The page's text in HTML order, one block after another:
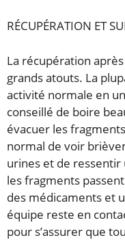
RÉCUPÉRATION ET
La récupération après
grands atouts. La
activité normale en
conseillé de boire
évacuer les
normal de voir
urines et de
les fragments
des médicaments et
équipe reste en
pour s’assurer que